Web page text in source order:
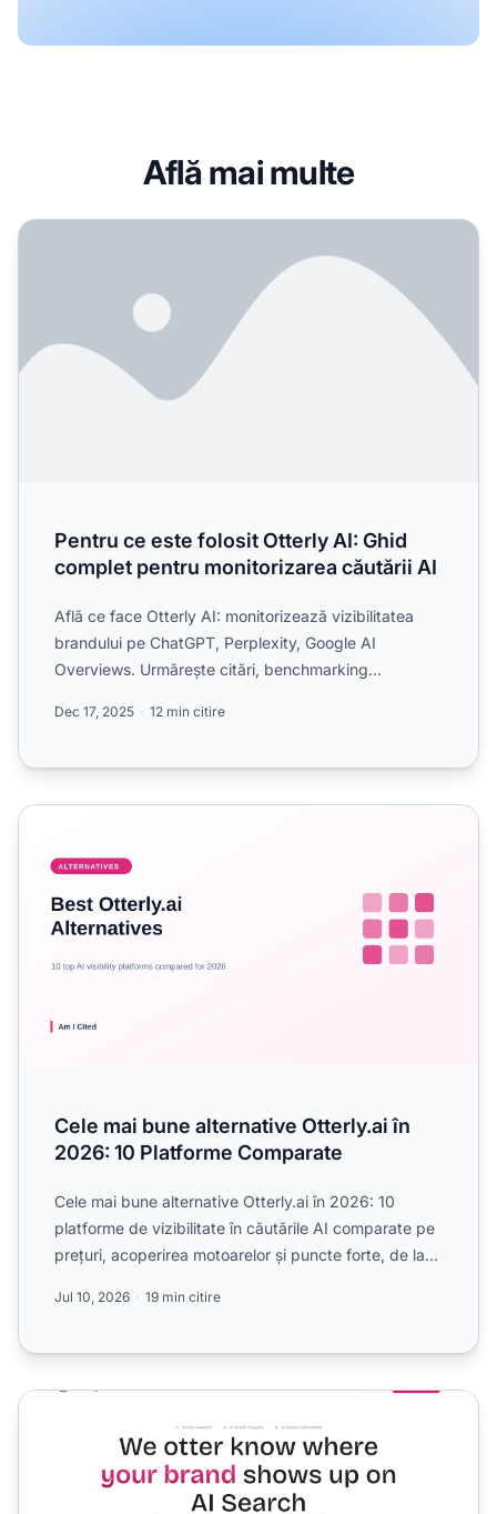
Află mai multe
Pentru ce este folosit Otterly AI: Ghid complet pentru
Pentru ce este folosit Otterly AI: Ghid
complet pentru monitorizarea căutării AI
Află ce face Otterly AI: monitorizează vizibilitatea
brandului pe ChatGPT, Perplexity, Google AI
Overviews. Urmărește citări, benchmarking
Dec 17, 2025 12 min citire
Cele mai bune alternative Otterly.ai în 2026: 10 Platforme
Cele mai bune alternative Otterly.ai în
2026: 10 Platforme Comparate
Cele mai bune alternative Otterly.ai în 2026: 10
platforme de vizibilitate în căutările AI comparate pe
prețuri, acoperirea motoarelor și puncte forte, de la
Jul 10, 2026 19 min citire
Recenzie Otterly.ai 2026: Funcții, Prețuri și Pentru Cine